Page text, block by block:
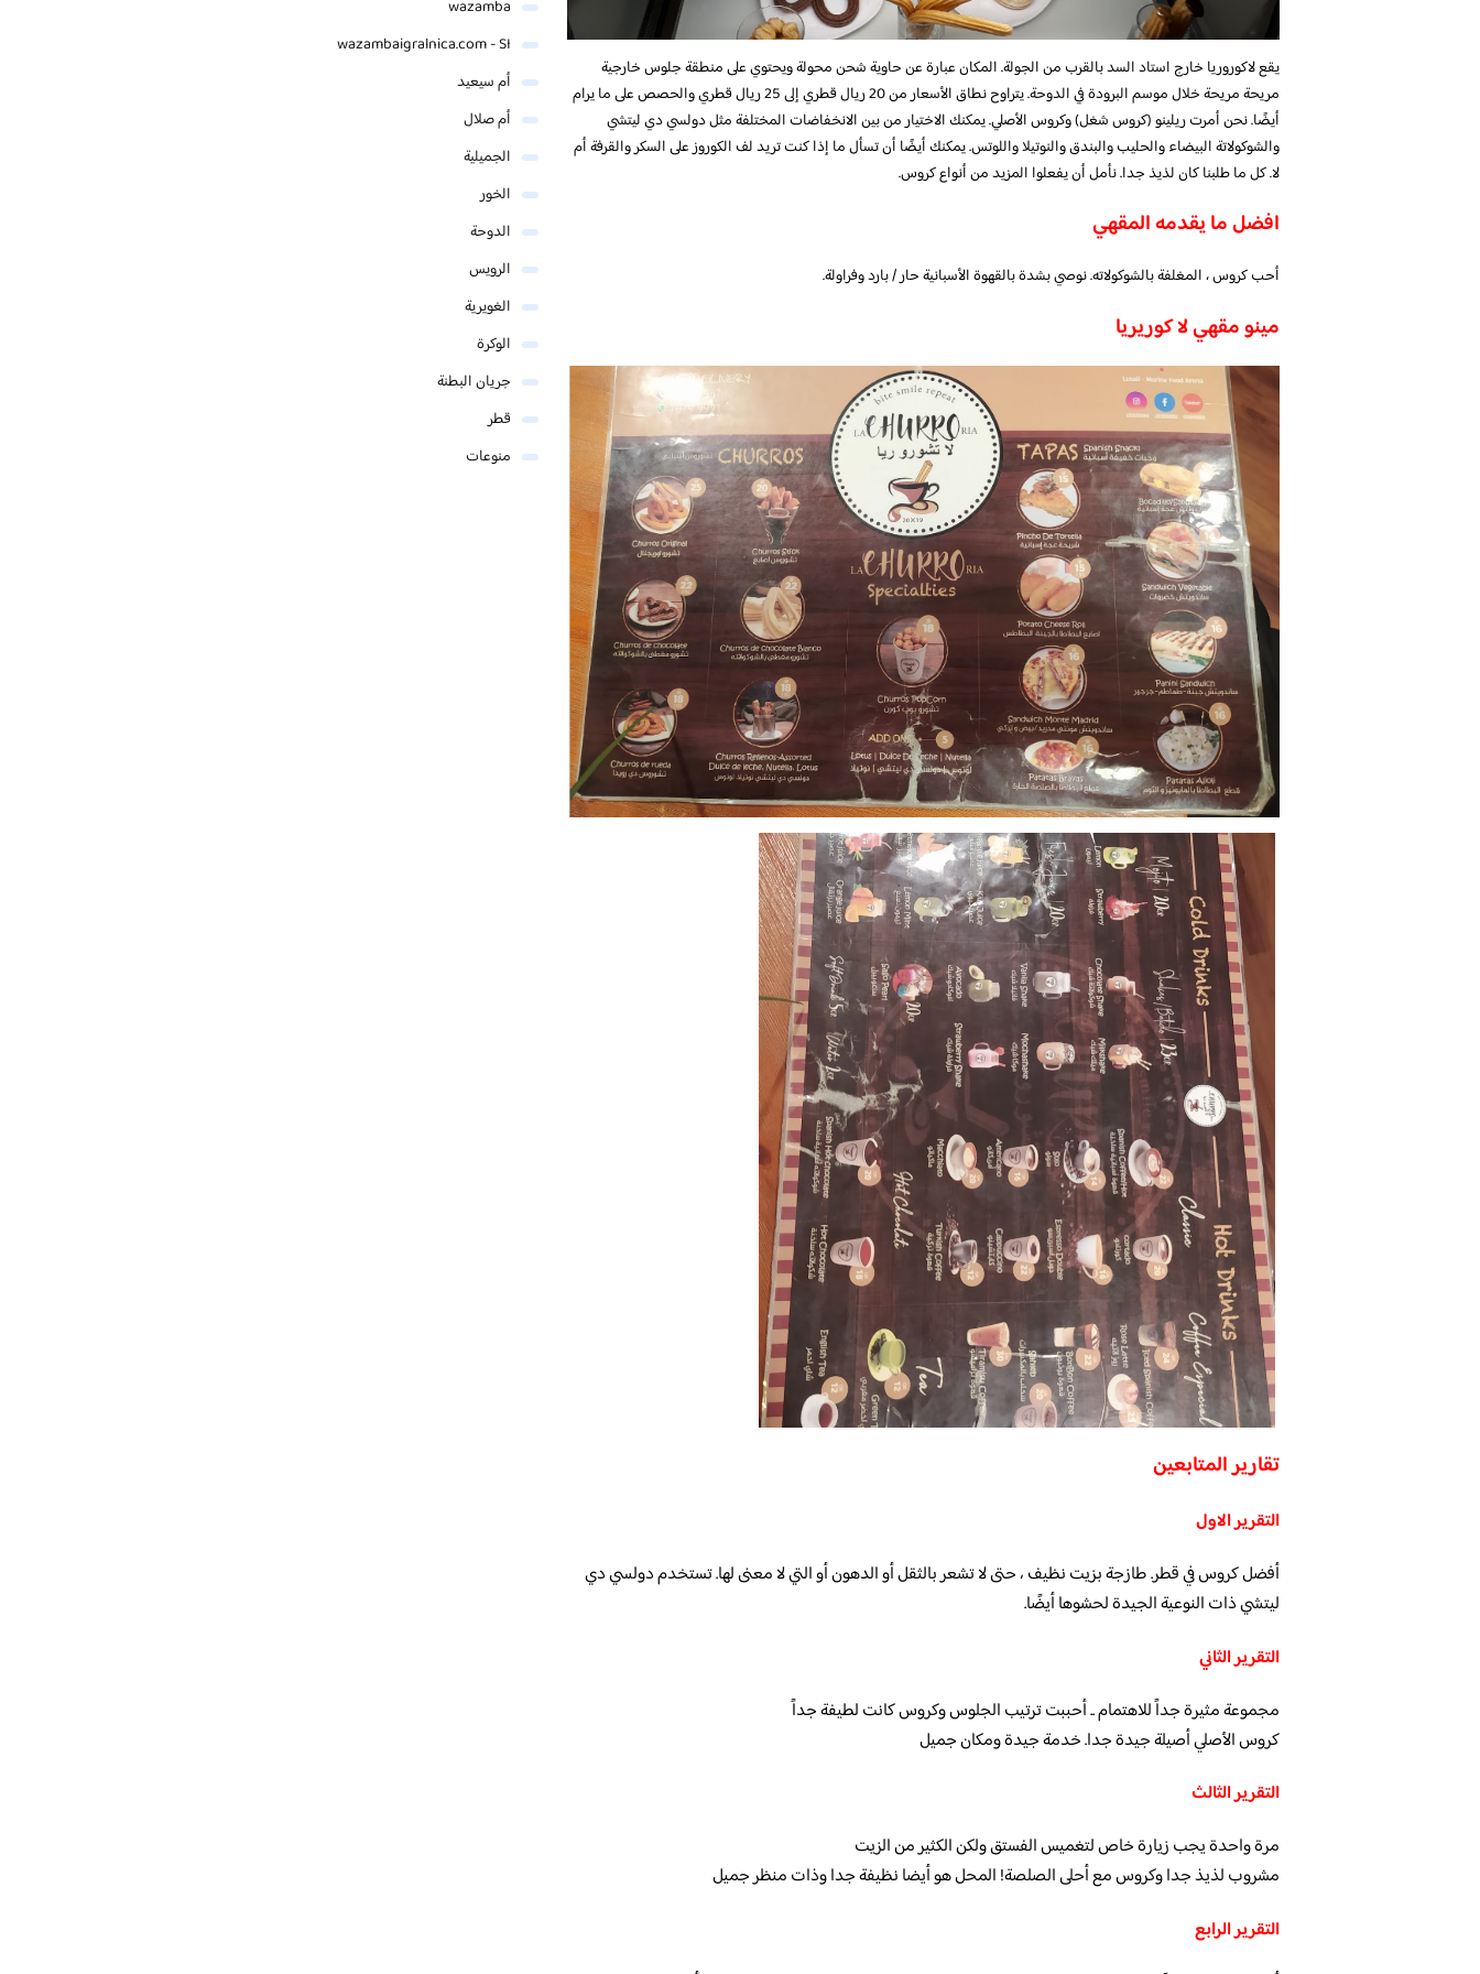
يقع لاكوروريا خارج استاد السد بالقرب من الجولة. المكان عبارة عن حاوية شحن محولة ويحتوي على منطقة جلوس خارجية
مريحة مريحة خلال موسم البرودة في الدوحة. يتراوح نطاق الأسعار من 20 ريال قطري إلى 25 ريال قطري والحصص على ما يرام
أيضًا. نحن أمرت ريلينو (كروس شغل) وكروس الأصلي. يمكنك الاختيار من بين الانخفاضات المختلفة مثل دولسي دي ليتشي
والشوكولاتة البيضاء والحليب والبندق والنوتيلا واللوتس. يمكنك أيضًا أن تسأل ما إذا كنت تريد لف الكوروز على السكر والقرفة أم
لا. كل ما طلبنا كان لذيذ جدا. نأمل أن يفعلوا المزيد من أنواع كروس.
افضل ما يقدمه المقهي
أحب كروس ، المغلفة بالشوكولاته. نوصي بشدة بالقهوة الأسبانية حار / بارد وفراولة.
مينو مقهي لا كوريريا
تقارير المتابعين
التقرير الاول
أفضل كروس في قطر. طازجة بزيت نظيف ، حتى لا تشعر بالثقل أو الدهون أو التي لا معنى لها. تستخدم دولسي دي
ليتشي ذات النوعية الجيدة لحشوها أيضًا.
التقرير الثاني
مجموعة مثيرة جداً للاهتمام .. أحببت ترتيب الجلوس وكروس كانت لطيفة جداً
كروس الأصلي أصيلة جيدة جدا. خدمة جيدة ومكان جميل
التقرير الثالث
مرة واحدة يجب زيارة خاص لتغميس الفستق ولكن الكثير من الزيت
مشروب لذيذ جدا وكروس مع أحلى الصلصة! المحل هو أيضا نظيفة جدا وذات منظر جميل
التقرير الرابع
wazamba
wazambaigralnica.com - SI
أم سيعيد
أم صلال
الجميلية
الخور
الدوحة
الرويس
الغويرية
الوكرة
جريان البطنة
قطر
منوعات